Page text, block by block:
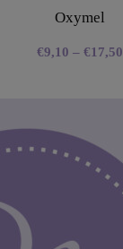
Oxymel
€9,10 – €17,50